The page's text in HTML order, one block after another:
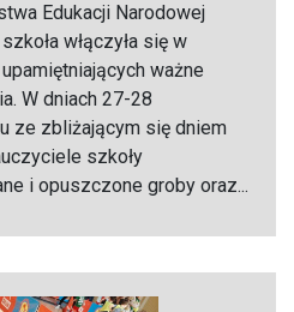
Edukacji Narodowej
włączyła się w
ważne
W dniach 27-28
ze zbliżającym się dniem
szkoły
i opuszczone groby oraz...